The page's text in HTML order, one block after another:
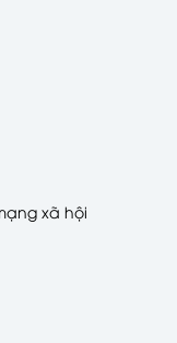
xã hội